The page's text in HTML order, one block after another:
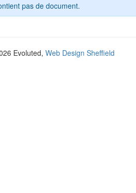
pas de document.
Evoluted, Web Design Sheffield